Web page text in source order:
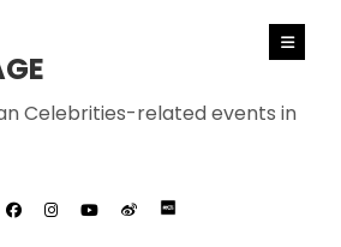
Celebrities-related events in